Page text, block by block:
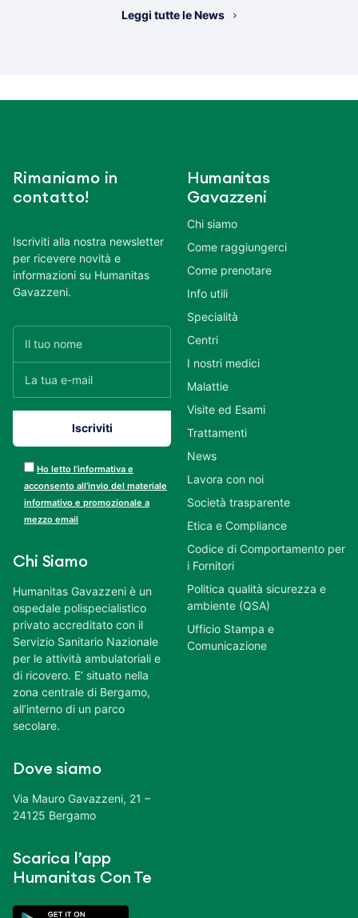
Leggi tutte le News
Rimaniamo in
contatto!
Iscriviti alla nostra newsletter
per ricevere novità e
informazioni su Humanitas
Gavazzeni.
Ho letto l’informativa e
acconsento all’invio del materiale
informativo e promozionale a
mezzo email
Chi Siamo
Humanitas Gavazzeni è un
ospedale polispecialistico
privato accreditato con il
Servizio Sanitario Nazionale
per le attività ambulatoriali e
di ricovero. E’ situato nella
zona centrale di Bergamo,
all’interno di un parco
secolare.
Dove siamo
Via Mauro Gavazzeni, 21 –
24125 Bergamo
Scarica l’app
Humanitas Con Te
Humanitas
Gavazzeni
Chi siamo
Come raggiungerci
Come prenotare
Info utili
Specialità
Centri
I nostri medici
Malattie
Visite ed Esami
Trattamenti
News
Lavora con noi
Società trasparente
Etica e Compliance
Codice di Comportamento per
i Fornitori
Politica qualità sicurezza e
ambiente (QSA)
Ufficio Stampa e
Comunicazione